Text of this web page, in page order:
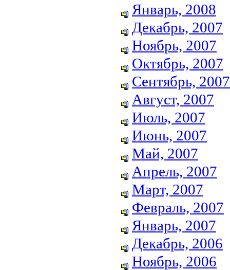
Январь, 2008
Декабрь, 2007
Ноябрь, 2007
Октябрь, 2007
Сентябрь, 2007
Август, 2007
Июль, 2007
Июнь, 2007
Май, 2007
Апрель, 2007
Март, 2007
Февраль, 2007
Январь, 2007
Декабрь, 2006
Ноябрь, 2006